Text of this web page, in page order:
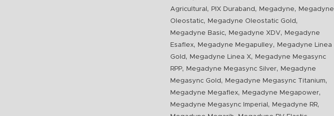
Agricultural , PIX Duraband , Megadyne,
Megadyne
Oleostatic, Megadyne Oleostatic Gold ,
Megadyne Basic, Megadyne XDV,
Megadyne
Esaflex, Megadyne Megapulley,
Megadyne Linea
Gold , Megadyne Linea X,
Megadyne Megasync
RPP, Megadyne Megasync Silver,
Megadyne
Megasync Gold , Megadyne Megasync Titanium,
Megadyne Megaflex, Megadyne Megapower,
Megadyne Megasync Imperial , Megadyne RR,